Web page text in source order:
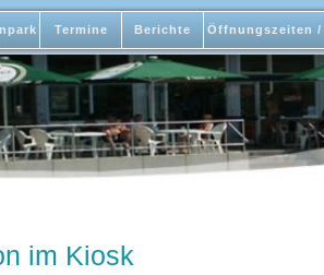
Termine Berichte Öffnungszeiten /
im Kiosk